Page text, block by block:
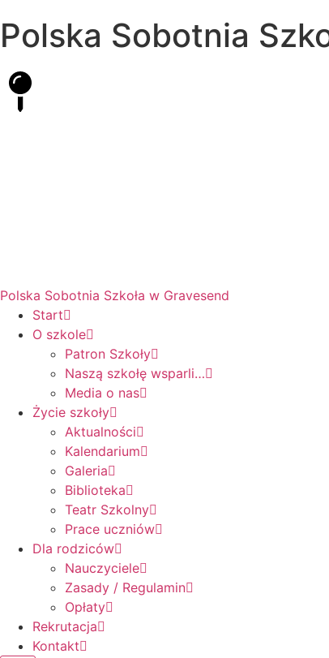
Polska Sobotnia
Polska Sobotnia Szkoła w Gravesend
Start
O szkole
Patron Szkoły
Naszą szkołę wsparli…
Media o nas
Życie szkoły
Aktualności
Kalendarium
Galeria
Biblioteka
Teatr Szkolny
Prace uczniów
Dla rodziców
Nauczyciele
Zasady / Regulamin
Opłaty
Rekrutacja
Kontakt